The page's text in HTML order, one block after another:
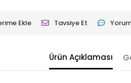
Ekle Tavsiye Et
Ürün Açıklaması